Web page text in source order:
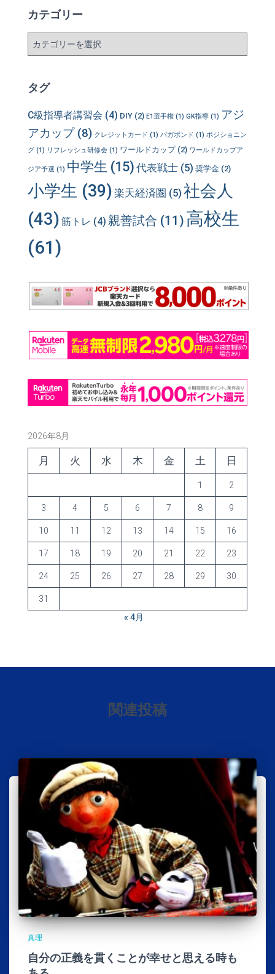
カテゴリー
ー
タグ
C級指導者講習会 (4) DIY (2) E1選手権 (1) GK指導 (1) アジ
アカップ(8) クレジットカード (1) バガボンド (1) ポジショニン
グ (1) リフレッシュ研修会 (1) ワールドカップ(2) ワールドカップア
ジア予選 (1) 中学生 (15) 代表戦士 (5) 奨学金 (2)
小学生 (39) 楽天経済圏 (5) 社会人
(43) 筋トレ (4) 親善試合 (11) 高校生
(61)
2026年8月
月 火 水 木 金 土 日
1 2
3 4 5 6 7 8 9
10 11 12 13 14 15 16
17 18 19 20 21 22 23
24 25 26 27 28 29 30
31
« 4月
関連投稿
真理
自分の正義を貫くことが幸せと思える時も